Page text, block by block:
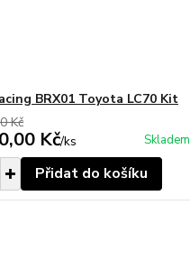
BRX01 Toyota LC70 Kit
Kč
Kč/ks Skladem
Přidat do košíku